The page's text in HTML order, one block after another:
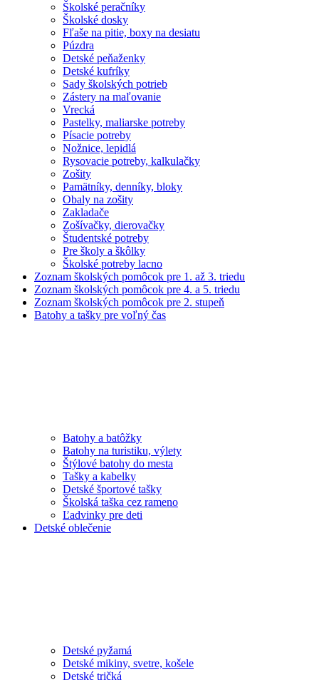
Školské peračníky
Školské dosky
Fľaše na pitie, boxy na desiatu
Púzdra
Detské peňaženky
Detské kufríky
Sady školských potrieb
Zástery na maľovanie
Vrecká
Pastelky, maliarske potreby
Písacie potreby
Nožnice, lepidlá
Rysovacie potreby, kalkulačky
Zošity
Pamätníky, denníky, bloky
Obaly na zošity
Zakladače
Zošívačky, dierovačky
Študentské potreby
Pre školy a škôlky
Školské potreby lacno
Zoznam školských pomôcok pre 1. až 3. triedu
Zoznam školských pomôcok pre 4. a 5. triedu
Zoznam školských pomôcok pre 2. stupeň
Batohy a tašky pre voľný čas
Batohy a batôžky
Batohy na turistiku, výlety
Štýlové batohy do mesta
Tašky a kabelky
Detské športové tašky
Školská taška cez rameno
Ľadvinky pre deti
Detské oblečenie
Detské pyžamá
Detské mikiny, svetre, košele
Detské tričká